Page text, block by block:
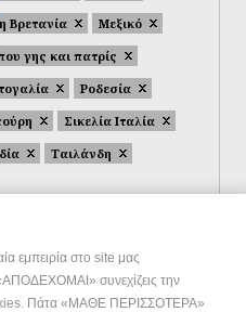
εμπειρία στο site μας
συνεχίζεις την
Πάτα «ΜΑΘΕ ΠΕΡΙΣΣΟΤΕΡΑ»
Βρετανία
Μεξικό
γης και πατρίς
Ροδεσία
Σικελία Ιταλία
Ταιλάνδη